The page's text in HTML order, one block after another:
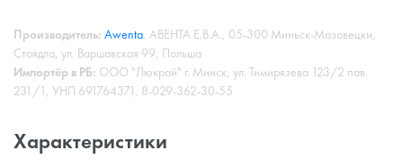
Производитель: Awenta , АВЕНТА Е.В.А., 05-300 Миньск-Мазовецки,
Стоядла, ул. Варшавская 99, Польша
Импортёр в РБ: ООО "Люкрай" г. Минск, ул. Тимирязева 123/2 пав.
231/1, УНП 691764371, 8-029-362-30-55
Характеристики